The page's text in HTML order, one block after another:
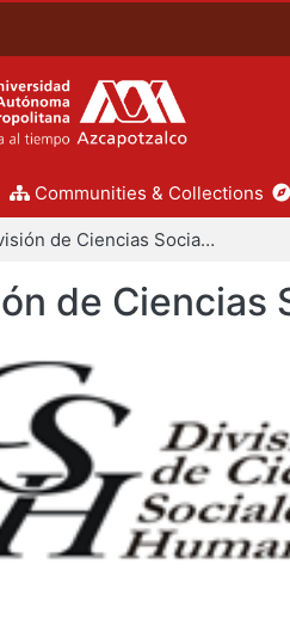
Communities & Collections
División de Ciencias Sociales y Humanidades
de Ciencias